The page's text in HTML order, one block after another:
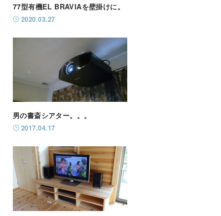
77型有機EL BRAVIAを壁掛けに。
2020.03.27
男の書斎シアター。。。
2017.04.17